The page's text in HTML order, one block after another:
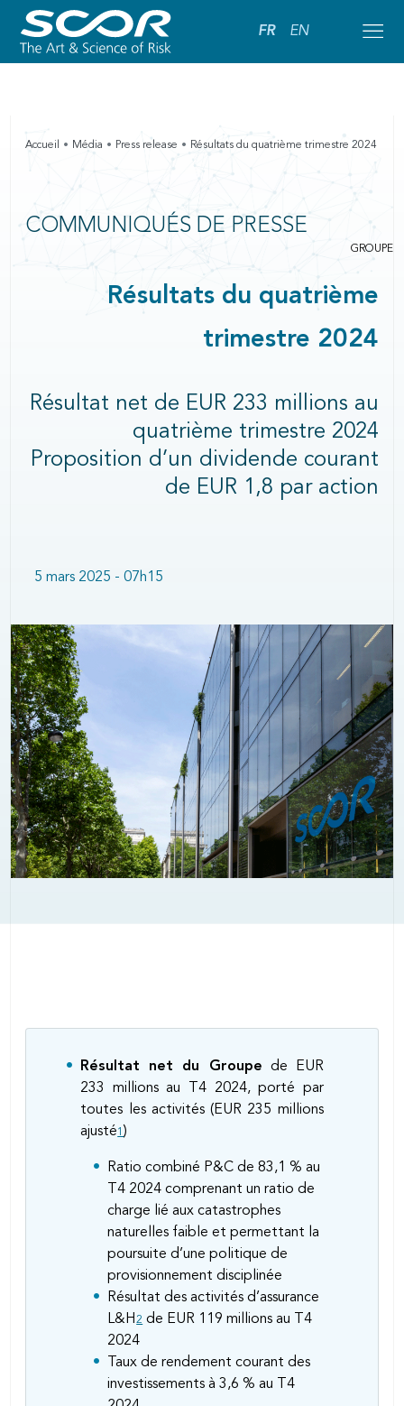
FR EN
Accueil Média Press release Résultats du quatrième trimestre 2024
COMMUNIQUÉS DE PRESSE
GROUPE
Résultats du quatrième
trimestre 2024
Résultat net de EUR 233 millions au
quatrième trimestre 2024
Proposition d’un dividende courant
de EUR 1,8 par action
5 mars 2025 - 07h15
Résultat net du Groupe de EUR
233 millions au T4 2024, porté par
toutes les activités (EUR 235 millions
ajusté1 )
Ratio combiné P&C de 83,1 % au
T4 2024 comprenant un ratio de
charge lié aux catastrophes
naturelles faible et permettant la
poursuite d’une politique de
provisionnement disciplinée
Résultat des activités d’assurance
L&H2 de EUR 119 millions au T4
2024
Taux de rendement courant des
investissements à 3,6 % au T4